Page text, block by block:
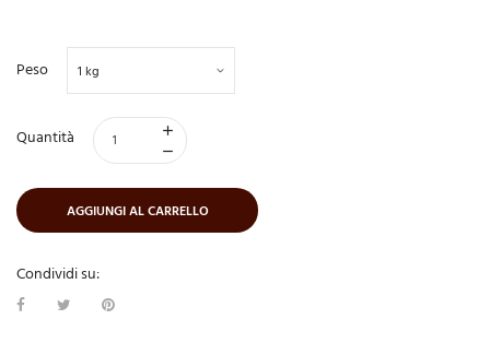
Peso
Quantità
AGGIUNGI AL CARRELLO
Condividi su: